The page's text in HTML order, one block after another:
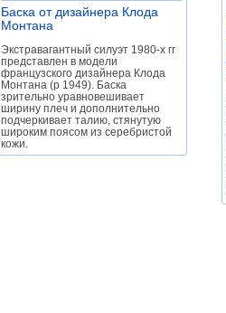
Баска от дизайнера Клода
Монтана
Экстравагантный силуэт 1980-х гг
представлен в модели
французского дизайнера Клода
Монтана (р 1949). Баска
зрительно уравновешивает
ширину плеч и дополнительно
подчеркивает талию, стянутую
широким поясом из серебристой
кожи.